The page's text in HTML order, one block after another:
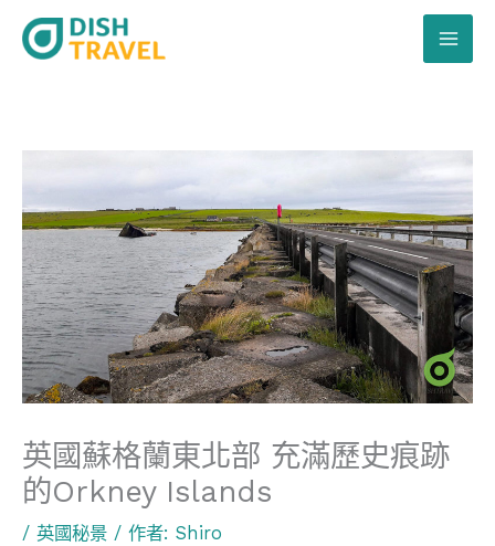
英國蘇格蘭東北部 充滿歷史痕跡
的Orkney Islands
/ 英國秘景 / 作者: Shiro